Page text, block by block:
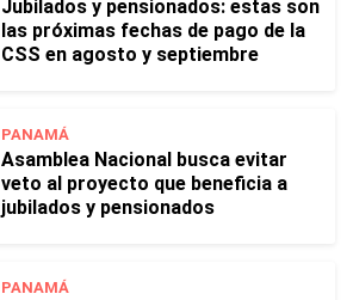
Jubilados y pensionados: estas son
las próximas fechas de pago de la
CSS en agosto y septiembre
PANAMÁ
Asamblea Nacional busca evitar
veto al proyecto que beneficia a
jubilados y pensionados
PANAMÁ